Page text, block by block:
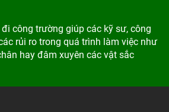
công trường giúp các kỹ sư, công
rủi ro trong quá trình làm việc như
hay đâm xuyên các vật sắc